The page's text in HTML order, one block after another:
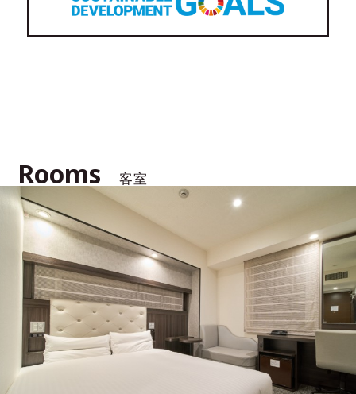
Rooms 客室